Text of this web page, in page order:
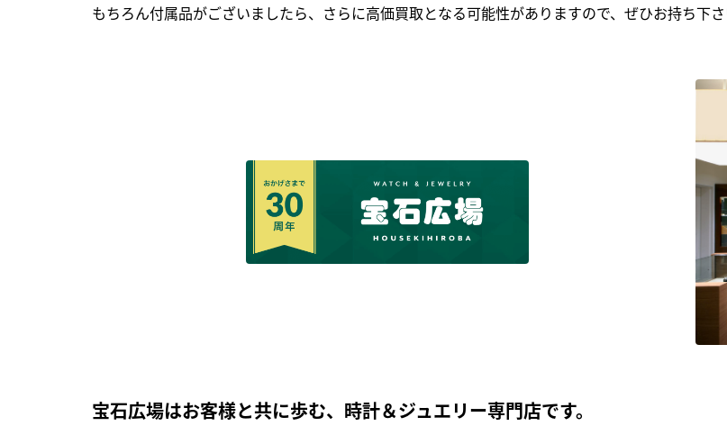
もちろん付属品がございましたら、さらに高価買取となる可能性がありますので、ぜひお持ち下さ
宝石広場はお客様と共に歩む、時計＆ジュエリー専門店です。